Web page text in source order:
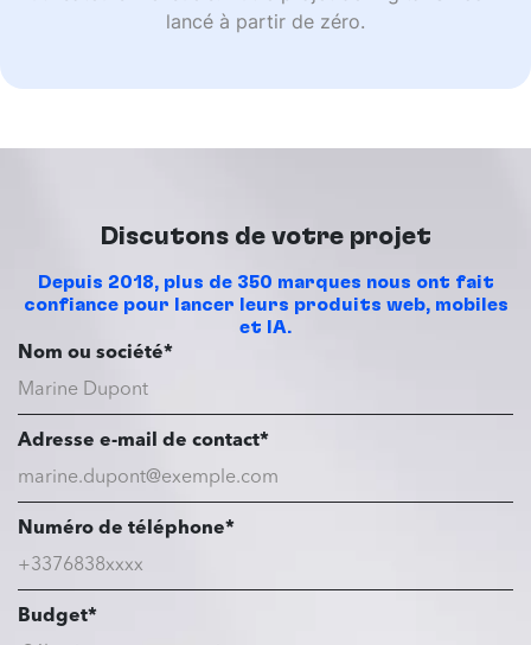
lancé à partir de zéro.
Discutons de votre projet
Depuis 2018, plus de 350 marques nous ont fait
confiance pour lancer leurs produits web, mobiles
et IA.
Nom ou société*
Adresse e-mail de contact*
Numéro de téléphone*
Budget*